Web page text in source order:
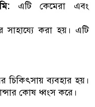
এটি কেমেরা এবং
করা হয়। এটি
চিকিৎসায় ব্যবহার হয়।
কোষ ধ্বংস করে।